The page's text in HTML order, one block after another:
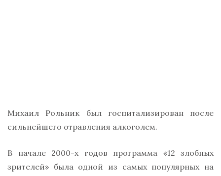
Михаил Рольник был госпитализирован после
сильнейшего отравления алкоголем.
В начале 2000-х годов программа «12 злобных
зрителей» была одной из самых популярных на